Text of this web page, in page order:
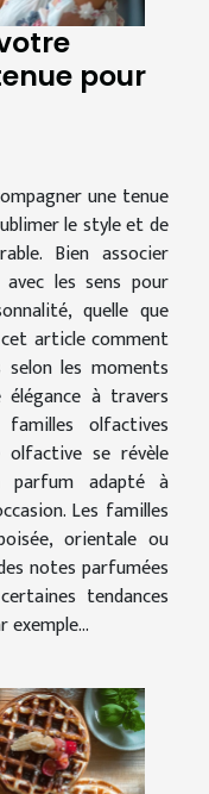
pour
une tenue
le style et de
Bien associer
les sens pour
quelle que
cet article comment
les moments
à travers
familles olfactives
se révèle
parfum adapté à
Les familles
orientale ou
notes parfumées
tendances